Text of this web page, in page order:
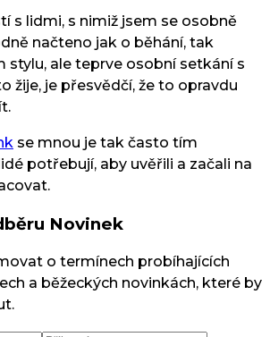
s lidmi, s nimiž jsem se osobně
načteno jak o běhání, tak
stylu, ale teprve osobní setkání s
žije, je přesvědčí, že to opravdu
se mnou je tak často tím
potřebují, aby uvěřili a začali na
Novinek
o termínech probíhajících
a běžeckých novinkách, které by